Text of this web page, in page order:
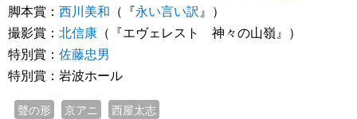
脚本賞： 西川美和 （『永い言い訳』）
撮影賞： 北信康 （『エヴェレスト 神々の山嶺』）
特別賞： 佐藤忠男
特別賞：岩波ホール
聲の形 京アニ 西屋太志